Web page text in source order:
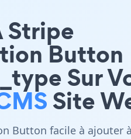
Stripe
Button
Sur
Site
Button facile à ajouter à